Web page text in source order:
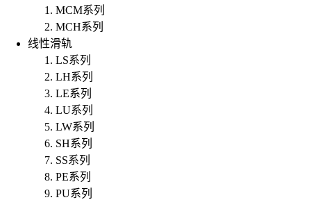
MCM系列
MCH系列
线性滑轨
LS系列
LH系列
LE系列
LU系列
LW系列
SH系列
SS系列
PE系列
PU系列